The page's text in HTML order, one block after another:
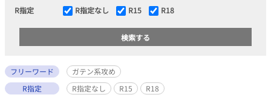
R指定 R指定なし R15 R18
フリーワード
ガテン系攻め
R指定
R指定なし R15 R18